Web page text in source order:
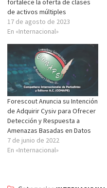
fortalece la oferta de clases
de activos múltiples
17 de agosto de 2023
En «Internacional»
Forescout Anuncia su Intención
de Adquirir Cysiv para Ofrecer
Detección y Respuesta a
Amenazas Basadas en Datos
7 de junio de 2022
En «Internacional»